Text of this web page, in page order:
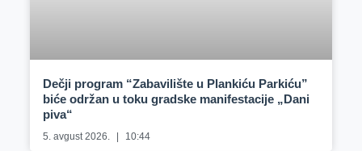
Dečji program “Zabavilište u Plankiću Parkiću”
biće održan u toku gradske manifestacije „Dani
piva“
5. avgust 2026. 10:44